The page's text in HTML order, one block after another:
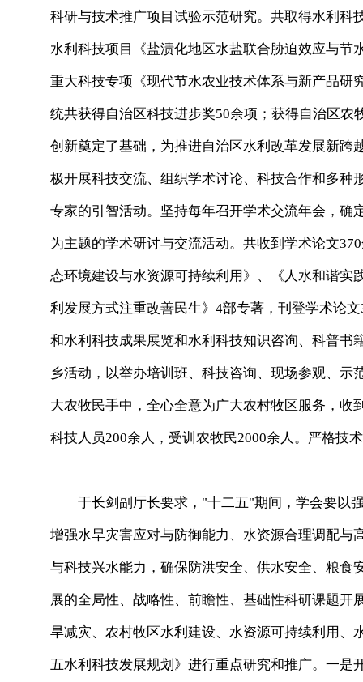
科研与技术推广项目试验示范研究。共取得水利科
水利科技项目《盐渍化地区水盐联合胁迫效应与节
重大科技专项《现代节水农业技术体系与新产品研
统共获得自治区科技进步奖50余项；获得自治区
创新奠定了基础，为推进自治区水利改革发展新
极开展科技交流、组织学术讨论、科技合作和多
专家的引智活动。坚持每年召开学术交流年会，
为主题的学术研讨与交流活动。共收到学术论文
态环境建设与水资源可持续利用》、《人水和谐
利发展方式注重改善民生》4部专著，刊登学术论
和水利科技成果展览和水利科技知识咨询、科普
乡活动，以举办培训班、科技咨询、现场参观、
大农牧民手中，全心全意为广大农村牧区服务，
科技人员200余人，受训农牧民2000余人。严格技
于长剑副厅长要求，"十二五"期间，学会要以
增强水旱灾害应对与防御能力、水资源合理调配
与科技兴水能力，确保防洪安全、供水安全、粮
展的全局性、战略性、前瞻性、基础性科研课题
旱减灾、农村牧区水利建设、水资源可持续利用
五水利科技发展规划》进行重点研究和推广。一